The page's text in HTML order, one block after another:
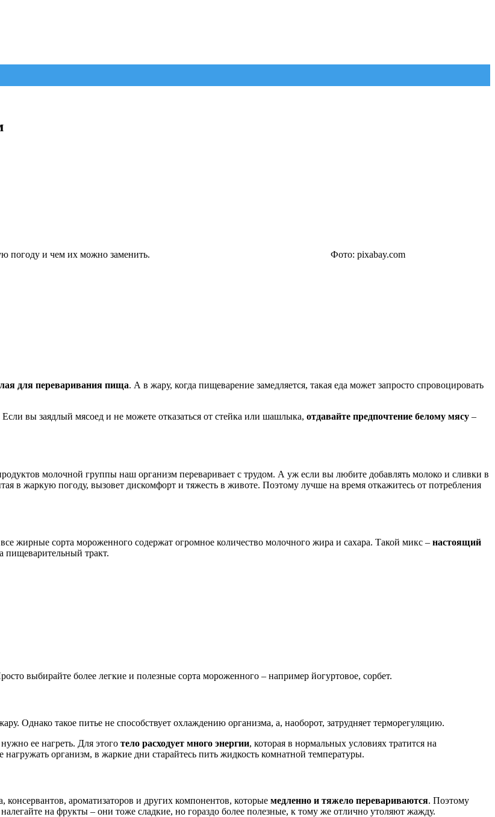
погоду и чем их можно заменить.
Фото: pixabay.com
для переваривания пища. А в жару, когда пищеварение замедляется, такая еда может запросто спровоцировать
вы заядлый мясоед и не можете отказаться от стейка или шашлыка, отдавайте предпочтение белому мясу –
молочной группы наш организм переваривает с трудом. А уж если вы любите добавлять молоко и сливки в
в жаркую погоду, вызовет дискомфорт и тяжесть в животе. Поэтому лучше на время откажитесь от потребления
жирные сорта мороженного содержат огромное количество молочного жира и сахара. Такой микс – настоящий
пищеварительный тракт.
выбирайте более легкие и полезные сорта мороженного – например йогуртовое, сорбет.
Однако такое питье не способствует охлаждению организма, а, наоборот, затрудняет терморегуляцию.
ее нагреть. Для этого тело расходует много энергии, которая в нормальных условиях тратится на
организм, в жаркие дни старайтесь пить жидкость комнатной температуры.
ароматизаторов и других компонентов, которые медленно и тяжело перевариваются. Поэтому
на фрукты – они тоже сладкие, но гораздо более полезные, к тому же отлично утоляют жажду.